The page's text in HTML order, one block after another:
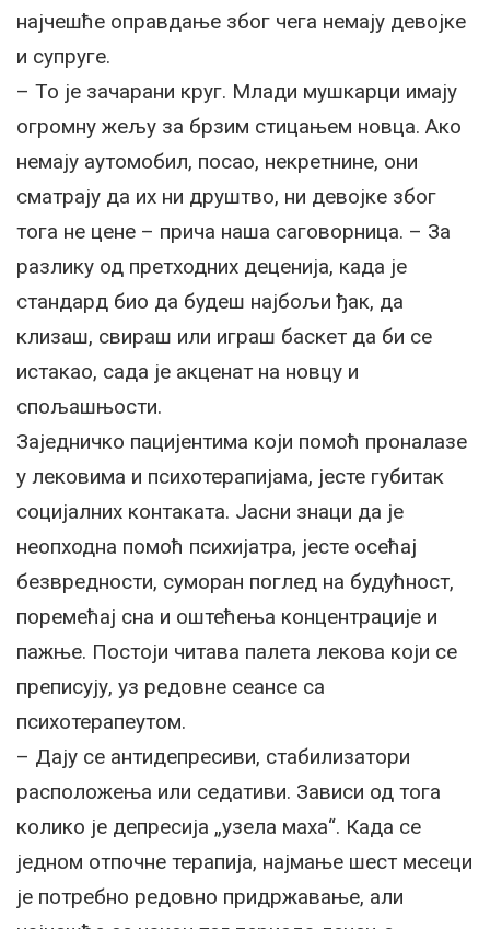
најчешће оправдање због чега немају девојке
и супруге.
– То је зачарани круг. Млади мушкарци имају
огромну жељу за брзим стицањем новца. Ако
немају аутомобил, посао, некретнине, они
сматрају да их ни друштво, ни девојке због
тога не цене – прича наша саговорница. – За
разлику од претходних деценија, када је
стандард био да будеш најбољи ђак, да
клизаш, свираш или играш баскет да би се
истакао, сада је акценат на новцу и
спољашњости.
Заједничко пацијентима који помоћ проналазе
у лековима и психотерапијама, јесте губитак
социјалних контаката. Јасни знаци да је
неопходна помоћ психијатра, јесте осећај
безвредности, суморан поглед на будућност,
поремећај сна и оштећења концентрације и
пажње. Постоји читава палета лекова који се
преписују, уз редовне сеансе са
психотерапеутом.
– Дају се антидепресиви, стабилизатори
расположења или седативи. Зависи од тога
колико је депресија „узела маха“. Када се
једном отпочне терапија, најмање шест месеци
је потребно редовно придржавање, али